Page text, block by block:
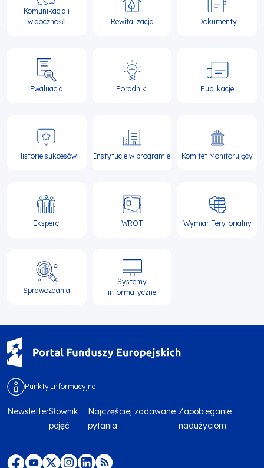
Komunikacja i
widoczność
Rewitalizacja Dokumenty
Ewaluacja Poradniki Publikacje
Historie sukcesów Instytucje w programie Komitet Monitorujący
Eksperci WROT Wymiar Terytorialny
Sprawozdania
Systemy
informatyczne
Punkty Informacyjne
NewsletterSłownik
pojęć
Najczęściej zadawane
pytania
Zapobieganie
nadużyciom